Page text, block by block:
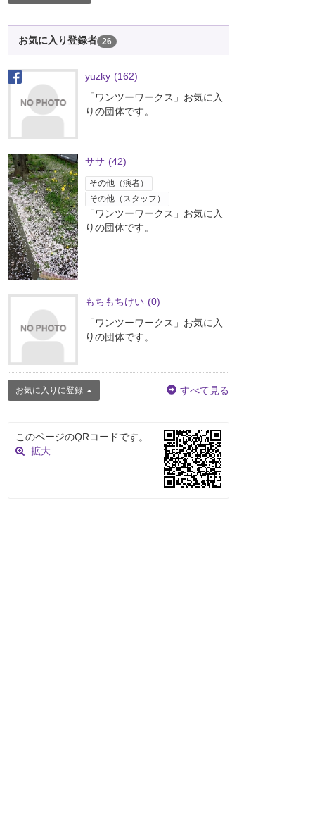
お気に入り登録者 26
yuzky (162)
「ワンツーワークス」お気に入
りの団体です。
ササ (42)
その他（演者）
その他（スタッフ）
「ワンツーワークス」お気に入
りの団体です。
もちもちけい (0)
「ワンツーワークス」お気に入
りの団体です。
お気に入りに登録 すべて見る
このページのQRコードです。
拡大